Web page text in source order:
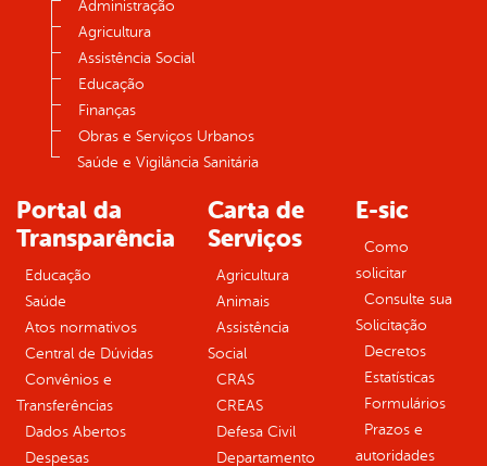
Administração
Agricultura
Assistência Social
Educação
Finanças
Obras e Serviços Urbanos
Saúde e Vigilância Sanitária
Portal da
Transparência
Educação
Saúde
Atos normativos
Central de Dúvidas
Convênios e
Transferências
Dados Abertos
Despesas
Carta de
Serviços
Agricultura
Animais
Assistência
Social
CRAS
CREAS
Defesa Civil
Departamento
E-sic
Como
solicitar
Consulte sua
Solicitação
Decretos
Estatísticas
Formulários
Prazos e
autoridades